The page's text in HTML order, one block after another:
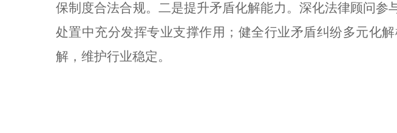
保制度合法合规。二是提升矛盾化解能力。深化法律顾问
处置中充分发挥专业支撑作用；健全行业矛盾纠纷多元化
解，维护行业稳定。